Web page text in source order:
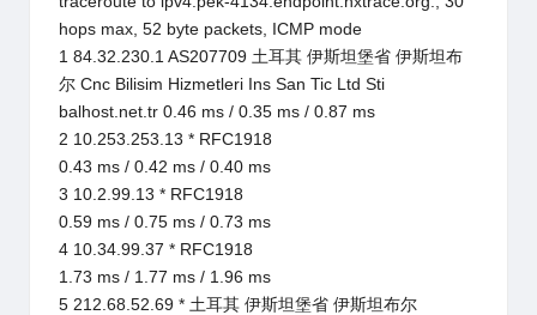
hops max, 52 byte packets, ICMP mode
1 84.32.230.1 AS207709 土耳其 伊斯坦堡省 伊斯坦布
尔 Cnc Bilisim Hizmetleri Ins San Tic Ltd Sti
balhost.net.tr 0.46 ms / 0.35 ms / 0.87 ms
2 10.253.253.13 * RFC1918
0.43 ms / 0.42 ms / 0.40 ms
3 10.2.99.13 * RFC1918
0.59 ms / 0.75 ms / 0.73 ms
4 10.34.99.37 * RFC1918
1.73 ms / 1.77 ms / 1.96 ms
5 212.68.52.69 * 土耳其 伊斯坦堡省 伊斯坦布尔